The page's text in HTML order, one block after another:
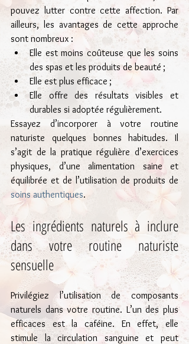
pouvez lutter contre cette affection. Par
ailleurs, les avantages de cette approche
sont nombreux :
Elle est moins coûteuse que les soins
des spas et les produits de beauté ;
Elle est plus efficace ;
Elle offre des résultats visibles et
durables si adoptée régulièrement.
Essayez d’incorporer à votre routine
naturiste quelques bonnes habitudes. Il
s’agit de la pratique régulière d’exercices
physiques, d’une alimentation saine et
soins authentiques.
Les ingrédients naturels à inclure
dans votre routine naturiste
sensuelle
Privilégiez l’utilisation de composants
naturels dans votre routine. L’un des plus
efficaces est la caféine. En effet, elle
stimule la circulation sanguine et peut